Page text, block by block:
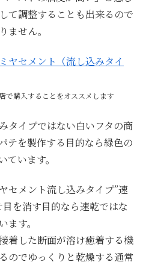
て調整することも出来るので
ません。
ヤセメント（流し込みタイ
で購入することをオススメします
タイプではない白いフタの商
テを製作する目的なら緑色の
います。
セメント流し込みタイプ”速
を消す目的なら速乾ではな
ます。
着した断面が溶け癒着する機
のでゆっくりと乾燥する通常